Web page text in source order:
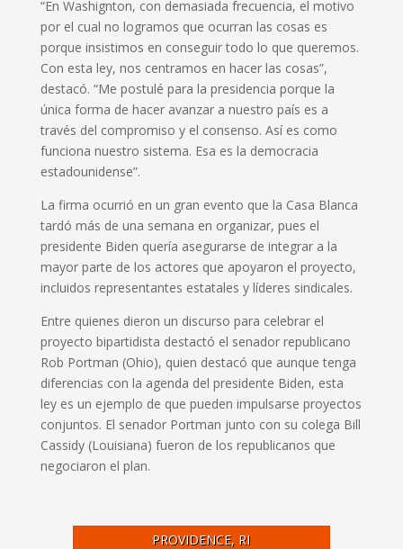
“En Washignton, con demasiada frecuencia, el motivo
por el cual no logramos que ocurran las cosas es
porque insistimos en conseguir todo lo que queremos.
Con esta ley, nos centramos en hacer las cosas”,
destacó. “Me postulé para la presidencia porque la
única forma de hacer avanzar a nuestro país es a
través del compromiso y el consenso. Así es como
funciona nuestro sistema. Esa es la democracia
estadounidense”.
La firma ocurrió en un gran evento que la Casa Blanca
tardó más de una semana en organizar, pues el
presidente Biden quería asegurarse de integrar a la
mayor parte de los actores que apoyaron el proyecto,
incluidos representantes estatales y líderes sindicales.
Entre quienes dieron un discurso para celebrar el
proyecto bipartidista destactó el senador republicano
Rob Portman (Ohio), quien destacó que aunque tenga
diferencias con la agenda del presidente Biden, esta
ley es un ejemplo de que pueden impulsarse proyectos
conjuntos. El senador Portman junto con su colega Bill
Cassidy (Louisiana) fueron de los republicanos que
negociaron el plan.
PROVIDENCE, RI